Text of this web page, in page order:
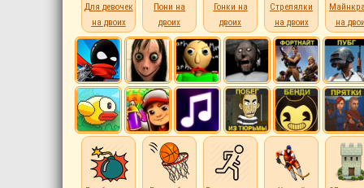
Для девочек
на двоих
Пони на
двоих
Гонки на
двоих
Стрелялки
на двоих
на